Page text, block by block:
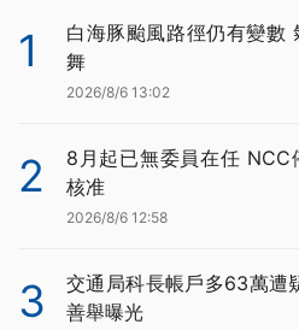
1
白海豚颱風路徑仍有變數
舞
2026/8/6 13:02
2
8月起已無委員在任 NCC
核准
2026/8/6 12:58
3
交通局科長帳戶多63萬遭
善舉曝光